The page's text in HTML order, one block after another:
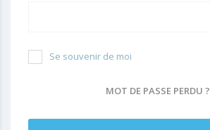
Se souvenir de moi
MOT DE PASSE PERDU ?